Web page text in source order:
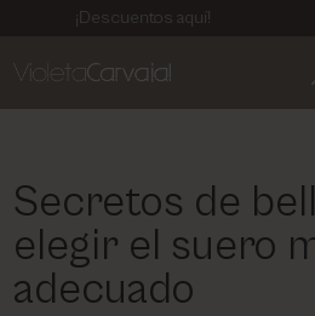
¡Descuentos aquí!
Secretos de
elegir el suero
adecuado
COSMETIC LEVEL
EBERLIN BIOCOSMETICS
POLÍTICA DE PRIVACIDAD
TÉRMINOS Y CONDICIONES